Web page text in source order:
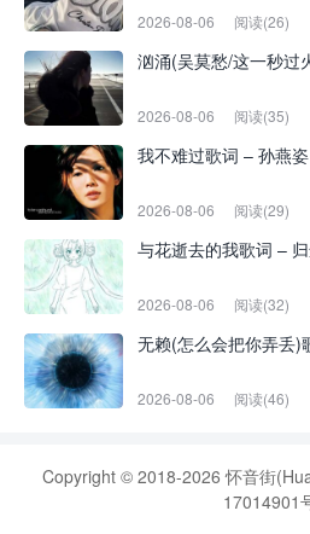
2026-08-06 阅读(26)
汹涌(吴莫愁/这一秒过
2026-08-06 阅读(35)
我不难过歌词 – 孙燕姿
2026-08-06 阅读(29)
与花逝去的我歌词 –
2026-08-06 阅读(32)
无赖(怎么会把你弄丢)
2026-08-06 阅读(46)
Copyright © 2018-2026 怀音街
17014901